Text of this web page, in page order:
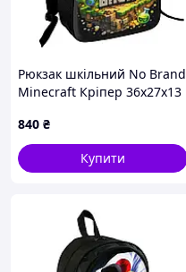
Рюкзак шкільний No Brand
Minecraft Кріпер 36x27x13
840 ₴
Купити